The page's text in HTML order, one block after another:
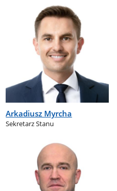
Arkadiusz Myrcha
Sekretarz Stanu